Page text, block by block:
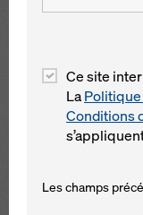
Ce site
La
Conditions
Les champs